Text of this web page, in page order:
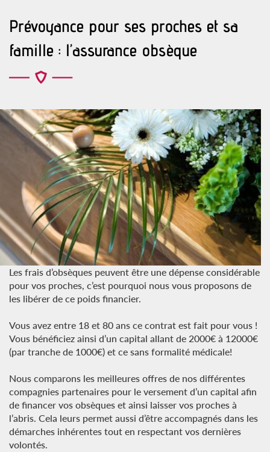
Prévoyance pour ses proches et sa
famille : l’assurance obsèque
Les frais d’obsèques peuvent être une dépense considérable
pour vos proches, c’est pourquoi nous vous proposons de
les libérer de ce poids financier.
Vous avez entre 18 et 80 ans ce contrat est fait pour vous !
Vous bénéficiez ainsi d’un capital allant de 2000€ à 12000€
(par tranche de 1000€) et ce sans formalité médicale!
Nous comparons les meilleures offres de nos différentes
compagnies partenaires pour le versement d’un capital afin
de financer vos obsèques et ainsi laisser vos proches à
l’abris. Cela leurs permet aussi d’être accompagnés dans les
démarches inhérentes tout en respectant vos dernières
volontés.